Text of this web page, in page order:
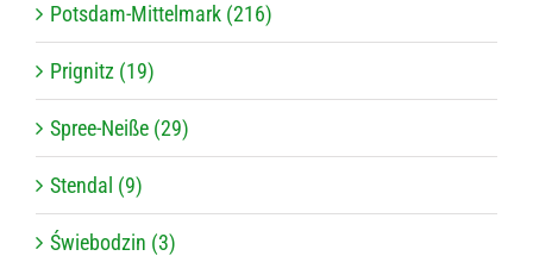
Potsdam-Mittelmark (216)
Prignitz (19)
Spree-Neiße (29)
Stendal (9)
Świebodzin (3)